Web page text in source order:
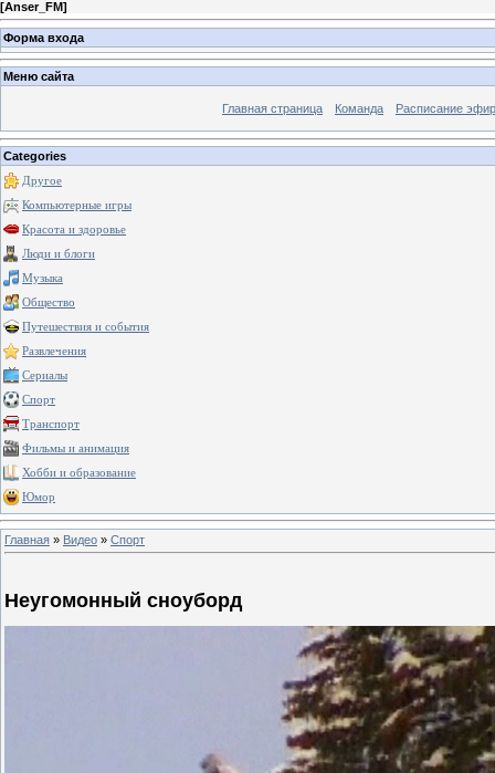
[Anser_FM]
Форма входа
Меню сайта
Главная страница Команда Расписание
Categories
Другое
Компьютерные игры
Красота и здоровье
Люди и блоги
Музыка
Общество
Путешествия и события
Развлечения
Сериалы
Спорт
Транспорт
Фильмы и анимация
Хобби и образование
Юмор
Главная » Видео » Спорт
Неугомонный сноуборд